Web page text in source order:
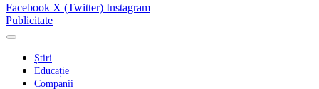
Facebook X (Twitter) Instagram
Publicitate
Știri
Educație
Companii